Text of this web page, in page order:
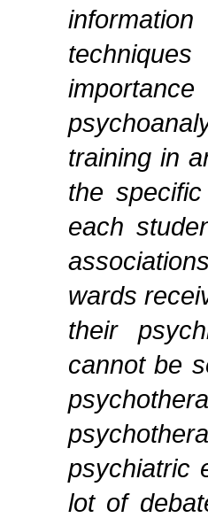
training in
the
each
wards
their
cannot be
psychiatric
lot of